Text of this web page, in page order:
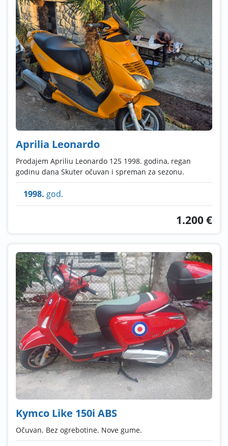
Aprilia Leonardo
Prodajem Apriliu Leonardo 125 1998. godina, regan
godinu dana Skuter očuvan i spreman za sezonu.
1998. god.
1.200 €
Kymco Like 150i ABS
Očuvan. Bez ogrebotine. Nove gume.